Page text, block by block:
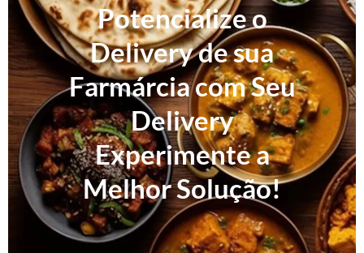
Potencialize o
Delivery de sua
Farmárcia com Seu
Delivery
Experimente a
Melhor Solução!